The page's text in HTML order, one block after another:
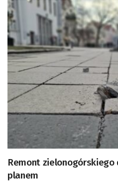
Remont
planem